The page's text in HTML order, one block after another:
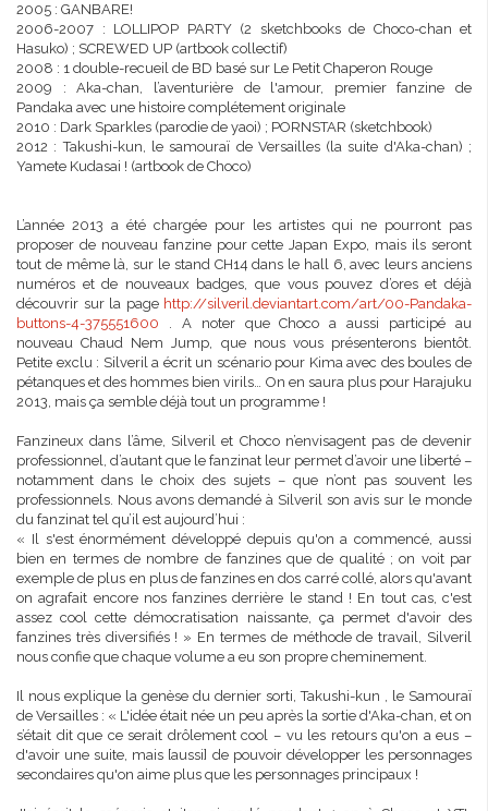
2005 : GANBARE!
2006-2007 : LOLLIPOP PARTY (2 sketchbooks de Choco-chan et
Hasuko) ; SCREWED UP (artbook collectif)
2008 : 1 double-recueil de BD basé sur Le Petit Chaperon Rouge
2009 : Aka-chan, l’aventurière de l'amour, premier fanzine de
Pandaka avec une histoire complétement originale
2010 : Dark Sparkles (parodie de yaoi) ; PORNSTAR (sketchbook)
2012 : Takushi-kun, le samouraï de Versailles (la suite d'Aka-chan) ;
Yamete Kudasai ! (artbook de Choco)
L’année 2013 a été chargée pour les artistes qui ne pourront pas
proposer de nouveau fanzine pour cette Japan Expo, mais ils seront
tout de même là, sur le stand CH14 dans le hall 6, avec leurs anciens
numéros et de nouveaux badges, que vous pouvez d’ores et déjà
découvrir sur la page http://silveril.deviantart.com/art/00-Pandaka-
buttons-4-375551600 . A noter que Choco a aussi participé au
nouveau Chaud Nem Jump, que nous vous présenterons bientôt.
Petite exclu : Silveril a écrit un scénario pour Kima avec des boules de
pétanques et des hommes bien virils… On en saura plus pour Harajuku
2013, mais ça semble déjà tout un programme !
Fanzineux dans l’âme, Silveril et Choco n’envisagent pas de devenir
professionnel, d’autant que le fanzinat leur permet d’avoir une liberté –
notamment dans le choix des sujets – que n’ont pas souvent les
professionnels. Nous avons demandé à Silveril son avis sur le monde
du fanzinat tel qu’il est aujourd’hui :
« Il s'est énormément développé depuis qu'on a commencé, aussi
bien en termes de nombre de fanzines que de qualité ; on voit par
exemple de plus en plus de fanzines en dos carré collé, alors qu'avant
on agrafait encore nos fanzines derrière le stand ! En tout cas, c'est
assez cool cette démocratisation naissante, ça permet d'avoir des
fanzines très diversifiés ! » En termes de méthode de travail, Silveril
nous confie que chaque volume a eu son propre cheminement.
Il nous explique la genèse du dernier sorti, Takushi-kun , le Samouraï
de Versailles : « L'idée était née un peu après la sortie d'Aka-chan, et on
s’était dit que ce serait drôlement cool – vu les retours qu'on a eus –
d'avoir une suite, mais [aussi] de pouvoir développer les personnages
secondaires qu'on aime plus que les personnages principaux !